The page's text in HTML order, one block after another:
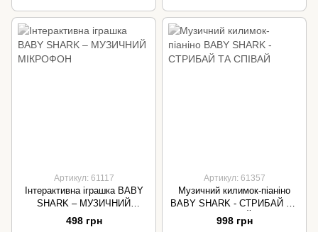
Артикул: 61117
Інтерактивна іграшка BABY
SHARK – МУЗИЧНИЙ
МІКРОФОН
498 грн
Артикул: 61357
Музичний килимок-піаніно
BABY SHARK - СТРИБАЙ ТА
СПІВАЙ
998 грн